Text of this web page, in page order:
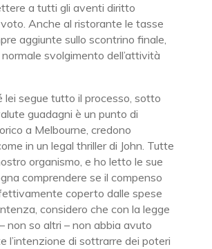
a tutti gli aventi diritto
voto. Anche al ristorante le tasse
aggiunte sullo scontrino finale,
svolgimento dell’attività
lei segue tutto il processo, sotto
guadagni è un punto di
a Melbourne, credono
in un legal thriller di John. Tutte
organismo, e ho letto le sue
comprendere se il compenso
coperto dalle spese
considero che con la legge
non so altri – non abbia avuto
l’intenzione di sottrarre dei poteri